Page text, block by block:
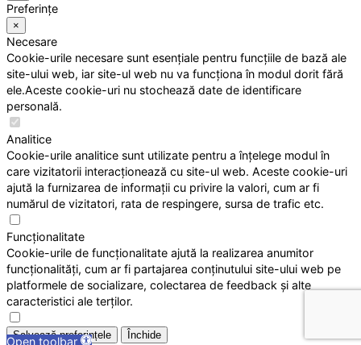
Open toolbar
Preferințe
×
Necesare
Cookie-urile necesare sunt esențiale pentru funcțiile de bază ale
site-ului web, iar site-ul web nu va funcționa în modul dorit fără
ele.Aceste cookie-uri nu stochează date de identificare
personală.
Analitice
Cookie-urile analitice sunt utilizate pentru a înțelege modul în
care vizitatorii interacționează cu site-ul web. Aceste cookie-uri
ajută la furnizarea de informații cu privire la valori, cum ar fi
numărul de vizitatori, rata de respingere, sursa de trafic etc.
Funcționalitate
Cookie-urile de funcționalitate ajută la realizarea anumitor
funcționalități, cum ar fi partajarea conținutului site-ului web pe
platformele de socializare, colectarea de feedback și alte
caracteristici ale terților.
Salvează preferințele Închide